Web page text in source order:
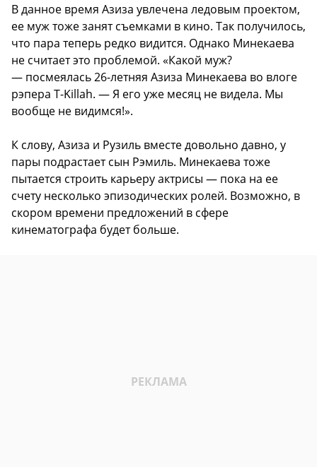
В данное время Азиза увлечена ледовым проектом,
ее муж тоже занят съемками в кино. Так получилось,
что пара теперь редко видится. Однако Минекаева
не считает это проблемой. «Какой муж?
— посмеялась 26-летняя Азиза Минекаева во влоге
рэпера T-Killah. — Я его уже месяц не видела. Мы
вообще не видимся!».
К слову, Азиза и Рузиль вместе довольно давно, у
пары подрастает сын Рэмиль. Минекаева тоже
пытается строить карьеру актрисы — пока на ее
счету несколько эпизодических ролей. Возможно, в
скором времени предложений в сфере
кинематографа будет больше.